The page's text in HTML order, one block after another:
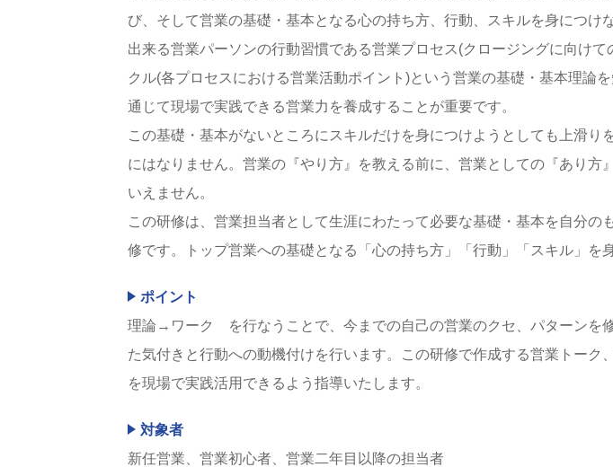
び、そして営業の基礎・基本となる心の持ち方、行動、スキルを身につけ
出来る営業パーソンの行動習慣である営業プロセス(クロージングに向けて
クル(各プロセスにおける営業活動ポイント)という営業の基礎・基本理論
通じて現場で実践できる営業力を養成することが重要です。
この基礎・基本がないところにスキルだけを身につけようとしても上滑り
にはなりません。営業の『やり方』を教える前に、営業としての『あり方
いえません。
この研修は、営業担当者として生涯にわたって必要な基礎・基本を自分の
修です。トップ営業への基礎となる「心の持ち方」「行動」「スキル」を
ポイント
理論→ワーク を行なうことで、今までの自己の営業のクセ、パターンを
た気付きと行動への動機付けを行います。この研修で作成する営業トーク
を現場で実践活用できるよう指導いたします。
対象者
新任営業、営業初心者、営業二年目以降の担当者